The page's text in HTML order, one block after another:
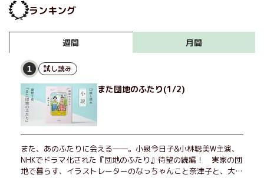
ランキング
週間 月間
1 試し読み
また団地のふたり(1/2)
また、あのふたりに会える――。小泉今日子&小林聡美W主演、
NHKでドラマ化された『団地のふたり』待望の続編！ 実家の団
地で暮らす、イラストレーターのなっちゃんこと奈津子と、大学